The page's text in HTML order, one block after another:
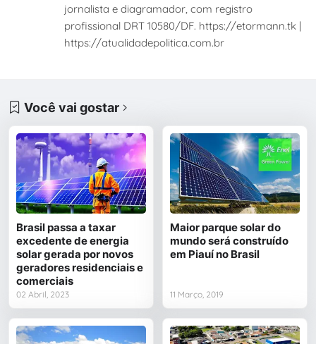
jornalista e diagramador, com registro
profissional DRT 10580/DF. https://etormann.tk |
https://atualidadepolitica.com.br
Você vai gostar
Brasil passa a taxar
excedente de energia
solar gerada por novos
geradores residenciais e
comerciais
02 Abril, 2023
Maior parque solar do
mundo será construído
em Piauí no Brasil
11 Março, 2019